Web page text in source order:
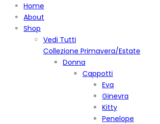
Home
About
Shop
Vedi Tutti
Collezione Primavera/Estate
Donna
Cappotti
Eva
Ginevra
Kitty
Penelope